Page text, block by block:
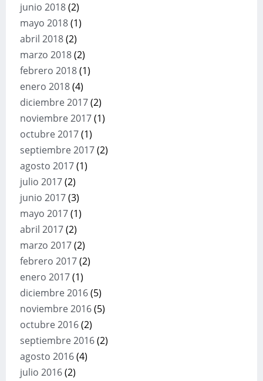
junio 2018(2)
mayo 2018(1)
abril 2018(2)
marzo 2018(2)
febrero 2018(1)
enero 2018(4)
diciembre 2017(2)
noviembre 2017(1)
octubre 2017(1)
septiembre 2017(2)
agosto 2017(1)
julio 2017(2)
junio 2017(3)
mayo 2017(1)
abril 2017(2)
marzo 2017(2)
febrero 2017(2)
enero 2017(1)
diciembre 2016(5)
noviembre 2016(5)
octubre 2016(2)
septiembre 2016(2)
agosto 2016(4)
julio 2016(2)